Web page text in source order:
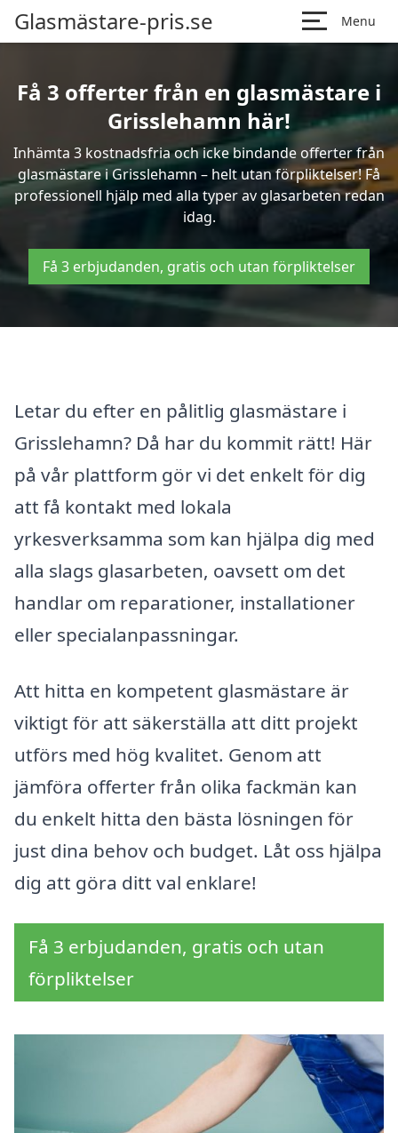
Glasmästare-pris.se Menu
Få 3 offerter från en glasmästare i
Grisslehamn här!
Inhämta 3 kostnadsfria och icke bindande offerter från
glasmästare i Grisslehamn – helt utan förpliktelser! Få
professionell hjälp med alla typer av glasarbeten redan
idag.
Få 3 erbjudanden, gratis och utan förpliktelser
Letar du efter en pålitlig glasmästare i
Grisslehamn? Då har du kommit rätt! Här
på vår plattform gör vi det enkelt för dig
att få kontakt med lokala
yrkesverksamma som kan hjälpa dig med
alla slags glasarbeten, oavsett om det
handlar om reparationer, installationer
eller specialanpassningar.
Att hitta en kompetent glasmästare är
viktigt för att säkerställa att ditt projekt
utförs med hög kvalitet. Genom att
jämföra offerter från olika fackmän kan
du enkelt hitta den bästa lösningen för
just dina behov och budget. Låt oss hjälpa
dig att göra ditt val enklare!
Få 3 erbjudanden, gratis och utan
förpliktelser